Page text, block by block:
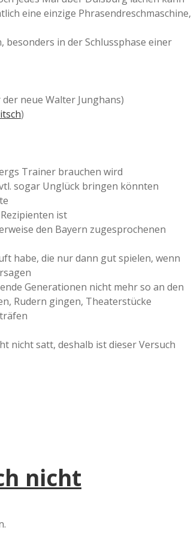
eine einzige Phrasendreschmaschine,
besonders in der Schlussphase einer
neue Walter Junghans)
)
Trainer brauchen wird
sogar Unglück bringen könnten
ist
den Bayern zugesprochenen
habe, die nur dann gut spielen, wenn
Generationen nicht mehr so an den
Rudern gingen, Theaterstücke
nicht satt, deshalb ist dieser Versuch
nicht